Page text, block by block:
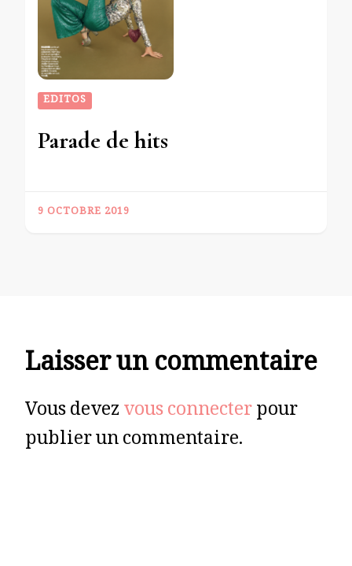
EDITOS
Parade de hits
9 OCTOBRE 2019
Laisser un commentaire
Vous devezvous connecterpour
publier un commentaire.